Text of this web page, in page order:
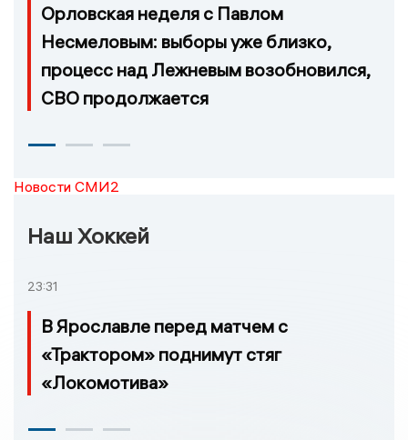
Орловская неделя с Павлом
Несмеловым: выборы уже близко,
процесс над Лежневым возобновился,
СВО продолжается
Новости СМИ2
Наш Хоккей
23:31
В Ярославле перед матчем с
«Трактором» поднимут стяг
«Локомотива»